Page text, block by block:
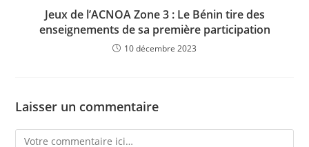
Jeux de l’ACNOA Zone 3 : Le Bénin tire des
enseignements de sa première participation
10 décembre 2023
Laisser un commentaire